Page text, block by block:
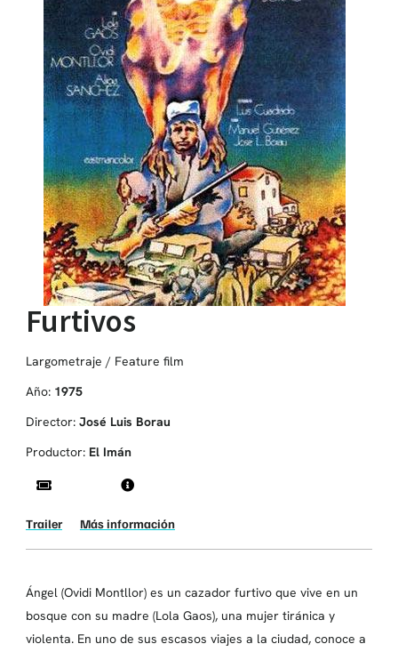
Furtivos
Largometraje / Feature film
Año: 1975
Director: José Luis Borau
Productor: El Imán
Trailer Más información
Ángel (Ovidi Montllor) es un cazador furtivo que vive en un
bosque con su madre (Lola Gaos), una mujer tiránica y
violenta. En uno de sus escasos viajes a la ciudad, conoce a